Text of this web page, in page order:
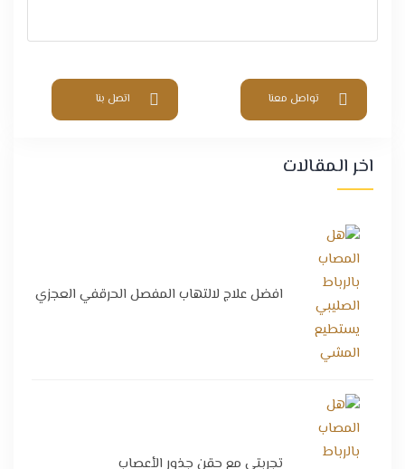
اخر المقالات
افضل علاج لالتهاب المفصل الحرقفي العجزي
تجربتي مع حقن جذور الأعصاب
اتصل بنا تواصل معنا